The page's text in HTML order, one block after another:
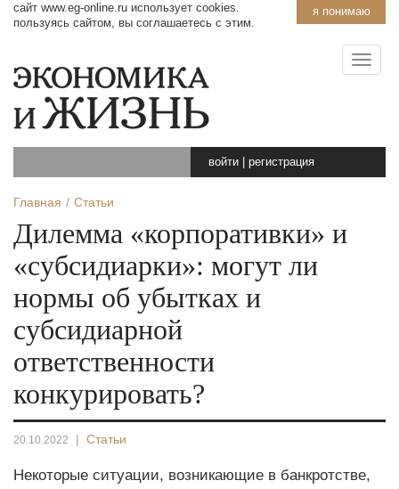
я понимаю
сайт www.eg-online.ru использует cookies.
пользуясь сайтом, вы соглашаетесь с этим.
войти регистрация
Главная Статьи
Дилемма «корпоративки» и
«субсидиарки»: могут ли
нормы об убытках и
субсидиарной
ответственности
конкурировать?
20.10.2022 | Статьи
Некоторые ситуации, возникающие в банкротстве,